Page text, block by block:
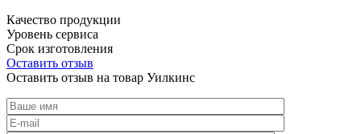
Качество продукции
Уровень сервиса
Срок изготовления
Оставить отзыв
Оставить отзыв на товар Уилкинс